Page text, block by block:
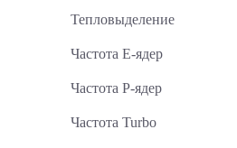
Тепловыделение
Частота E-ядер
Частота P-ядер
Частота Turbo